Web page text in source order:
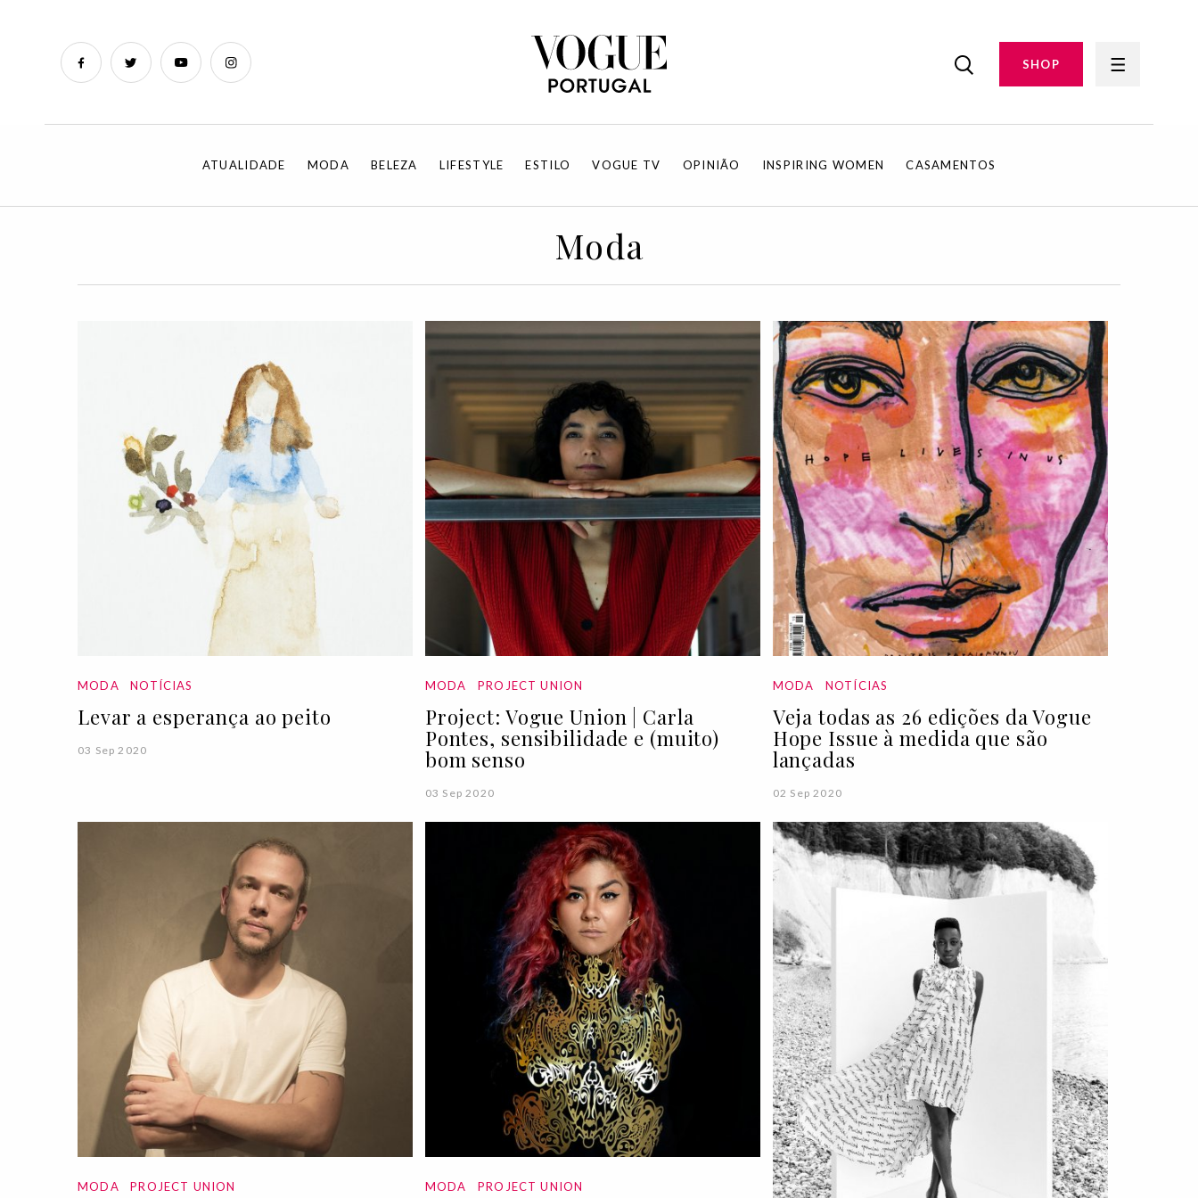
SHOP
ATUALIDADE MODA BELEZA LIFESTYLE ESTILO VOGUE TV OPINIÃO INSPIRING WOMEN CASAMENTOS
Moda
MODA NOTÍCIAS
Levar a esperança ao peito
03 Sep 2020
MODA PROJECT UNION
Project: Vogue Union | Carla
Pontes, sensibilidade e (muito)
bom senso
03 Sep 2020
MODA NOTÍCIAS
Veja todas as 26 edições da Vogue
Hope Issue à medida que são
lançadas
02 Sep 2020
MODA PROJECT UNION MODA PROJECT UNION